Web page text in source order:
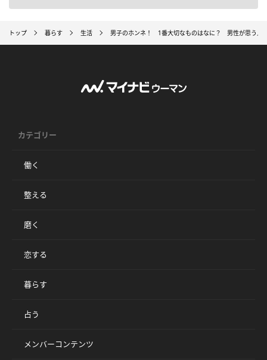
トップ 暮らす 生活 男子のホンネ！ 1番大切なものはなに？ 男性が思う
カテゴリー
働く
整える
磨く
恋する
暮らす
占う
メンバーコンテンツ